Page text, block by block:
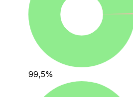
99,5%